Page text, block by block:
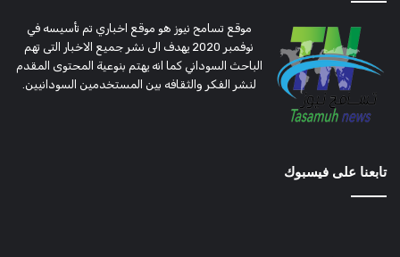
موقع تسامح نيوز هو موقع اخباري تم تأسيسه في
نوفمبر 2020 يهدف الى نشر جميع الاخبار التى تهم
الباحث السوداني كما انه يهتم بنوعية المحتوى المقدم
لنشر الفكر والثقافه بين المستخدمين السودانيين.
تابعنا على فيسبوك